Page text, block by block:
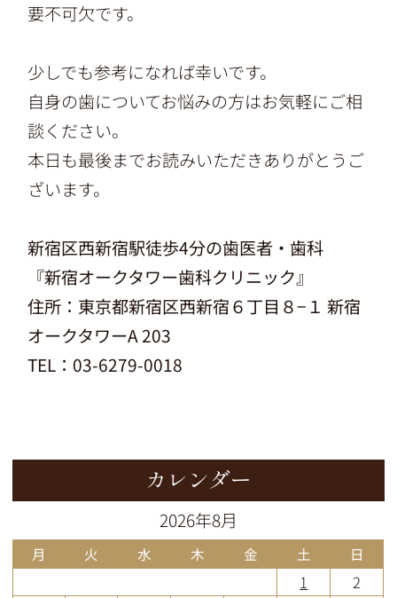
要不可欠です。
少しでも参考になれば幸いです。
自身の歯についてお悩みの方はお気軽にご相
談ください。
本日も最後までお読みいただきありがとうご
ざいます。
新宿区西新宿駅徒歩4分の歯医者・歯科
『新宿オークタワー歯科クリニック』
住所： 東京都新宿区西新宿６丁目８−１ 新宿
オークタワーA 203
TEL：03-6279-0018
カレンダー
2026年8月
月 火 水 木 金 土 日
1
2